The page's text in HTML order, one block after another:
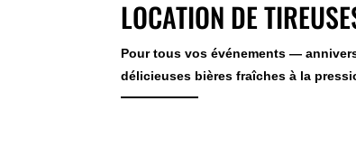
LOCATION DE
Pour tous vos événements —
délicieuses bières fraîches à la